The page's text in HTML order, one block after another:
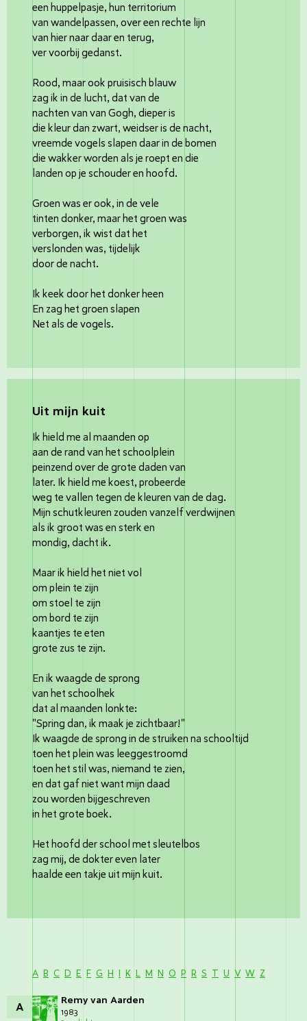
een huppelpasje, hun territorium
van wandelpassen, over een rechte lijn
van hier naar daar en terug,
ver voorbij gedanst.
Rood, maar ook pruisisch blauw
zag ik in de lucht, dat van de
nachten van van Gogh, dieper is
die kleur dan zwart, weidser is de nacht,
vreemde vogels slapen daar in de bomen
die wakker worden als je roept en die
landen op je schouder en hoofd.
Groen was er ook, in de vele
tinten donker, maar het groen was
verborgen, ik wist dat het
verslonden was, tijdelijk
door de nacht.
Ik keek door het donker heen
En zag het groen slapen
Net als de vogels.
Uit mijn kuit
Ik hield me al maanden op
aan de rand van het schoolplein
peinzend over de grote daden van
later. Ik hield me koest, probeerde
weg te vallen tegen de kleuren van de dag.
Mijn schutkleuren zouden vanzelf verdwijnen
als ik groot was en sterk en
mondig, dacht ik.
Maar ik hield het niet vol
om plein te zijn
om stoel te zijn
om bord te zijn
kaantjes te eten
grote zus te zijn.
En ik waagde de sprong
van het schoolhek
dat al maanden lonkte:
"Spring dan, ik maak je zichtbaar!"
Ik waagde de sprong in de struiken na schooltijd
toen het plein was leeggestroomd
toen het stil was, niemand te zien,
en dat gaf niet want mijn daad
zou worden bijgeschreven
in het grote boek.
Het hoofd der school met sleutelbos
zag mij, de dokter even later
haalde een takje uit mijn kuit.
A B C D E F G H I K L M N O P R S T U V W Z
A Remy van Aarden
1983